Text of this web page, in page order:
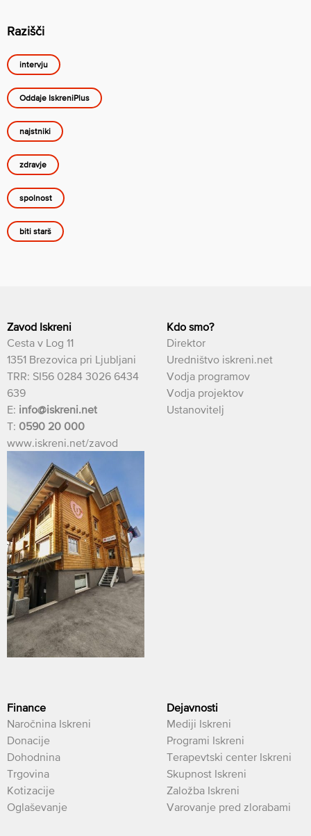
Razišči
intervju
Oddaje IskreniPlus
najstniki
zdravje
spolnost
biti starš
Zavod Iskreni
Cesta v Log 11
1351 Brezovica pri Ljubljani
TRR: SI56 0284 3026 6434
639
E: info@iskreni.net
T: 0590 20 000
www.iskreni.net/zavod
Kdo smo?
Direktor
Uredništvo iskreni.net
Vodja programov
Vodja projektov
Ustanovitelj
Finance
Naročnina Iskreni
Donacije
Dohodnina
Trgovina
Kotizacije
Oglaševanje
Dejavnosti
Mediji Iskreni
Programi Iskreni
Terapevtski center Iskreni
Skupnost Iskreni
Založba Iskreni
Varovanje pred zlorabami